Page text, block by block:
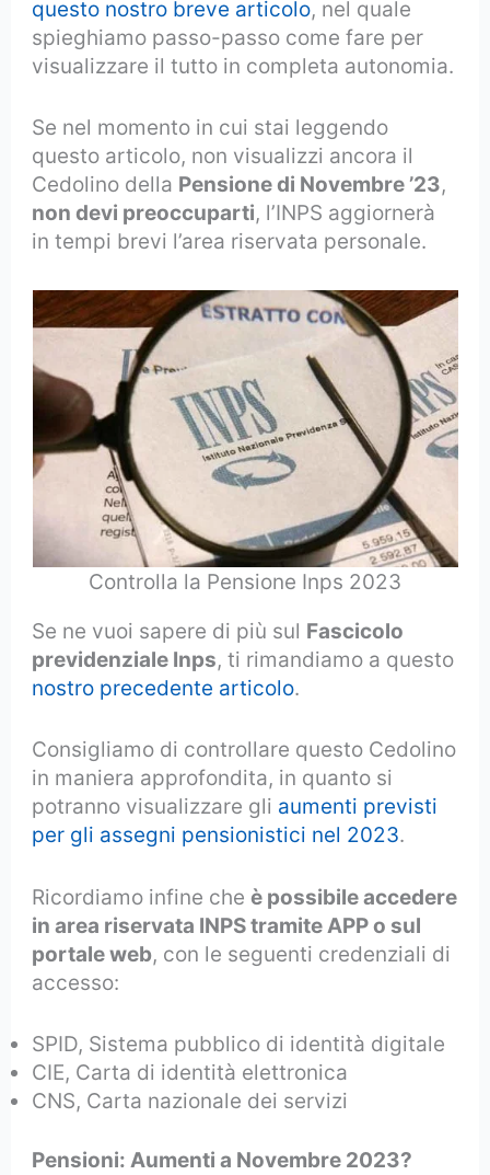
questo nostro breve articolo, nel quale
spieghiamo passo-passo come fare per
visualizzare il tutto in completa autonomia.
Se nel momento in cui stai leggendo
questo articolo, non visualizzi ancora il
Cedolino della Pensione di Novembre ’23,
non devi preoccuparti, l’INPS aggiornerà
in tempi brevi l’area riservata personale.
Controlla la Pensione Inps 2023
Se ne vuoi sapere di più sul Fascicolo
previdenziale Inps, ti rimandiamo a questo
nostro precedente articolo.
Consigliamo di controllare questo Cedolino
in maniera approfondita, in quanto si
potranno visualizzare gli aumenti previsti
per gli assegni pensionistici nel 2023.
Ricordiamo infine cheè possibile accedere
in area riservata INPS tramite APP o sul
portale web, con le seguenti credenziali di
accesso:
SPID, Sistema pubblico di identità digitale
CIE, Carta di identità elettronica
CNS, Carta nazionale dei servizi
Pensioni: Aumenti a Novembre 2023?